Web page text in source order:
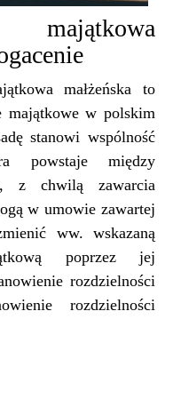
małżeńska to
majątkowe w polskim
stanowi wspólność
powstaje między
z chwilą zawarcia
w umowie zawartej
ww. wskazaną
poprzez jej
rozdzielności
rozdzielności